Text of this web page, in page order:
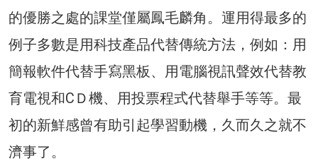
的優勝之處的課堂僅屬鳳毛麟角。運用得最多的
例子多數是用科技產品代替傳統方法，例如：用
簡報軟件代替手寫黑板、用電腦視訊聲效代替教
育電視和CＤ機、用投票程式代替舉手等等。最
初的新鮮感曾有助引起學習動機，久而久之就不
濟事了。